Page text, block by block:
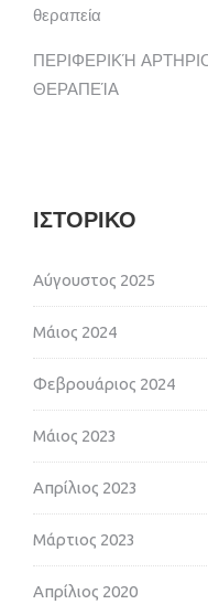
θεραπεία
ΠΕΡΙΦΕΡΙΚΉ
ΘΕΡΑΠΕΊΑ
ΙΣΤΟΡΙΚΌ
Αύγουστος 2025
Μάιος 2024
Φεβρουάριος 2024
Μάιος 2023
Απρίλιος 2023
Μάρτιος 2023
Απρίλιος 2020